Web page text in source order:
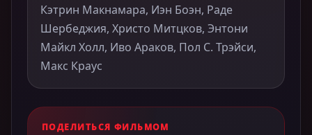
Кэтрин Макнамара, Иэн Боэн, Раде
Шербеджия, Христо Митцков, Энтони
Майкл Холл, Иво Араков, Пол С. Трэйси,
Макс Краус
ПОДЕЛИТЬСЯ ФИЛЬМОМ